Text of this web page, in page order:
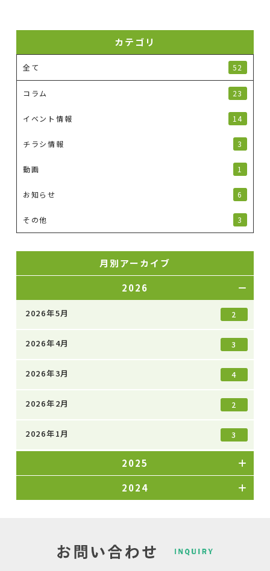
カテゴリ
全て 52
コラム 23
イベント情報 14
チラシ情報 3
動画 1
お知らせ 6
その他 3
月別アーカイブ
2026
2026年5月 2
2026年4月 3
2026年3月 4
2026年2月 2
2026年1月 3
2025
2024